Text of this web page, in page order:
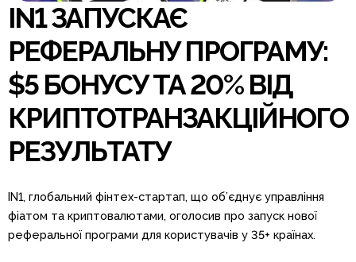
IN1 ЗАПУСКАЄ
РЕФЕРАЛЬНУ ПРОГРАМУ:
$5 БОНУСУ ТА 20% ВІД
КРИПТОТРАНЗАКЦІЙНОГО
РЕЗУЛЬТАТУ
IN1, глобальний фінтех-стартап, що об’єднує управління
фіатом та криптовалютами, оголосив про запуск нової
реферальної програми для користувачів у 35+ країнах.